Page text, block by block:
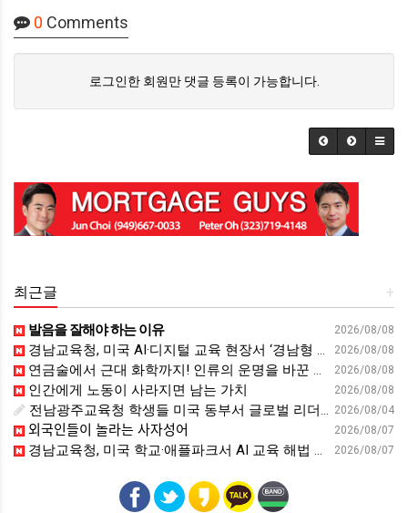
0 Comments
로그인한 회원만 댓글 등록이 가능합니다.
+
최근글
2026/08/08
발음을 잘해야 하는 이유
2026/08/08
경남교육청, 미국 AI·디지털 교육 현장서 ‘경남형 해법’ 찾는다 - 뉴스프리존
2026/08/08
연금술에서 근대 화학까지! 인류의 운명을 바꾼 위대한 발견 : 생각하는 청소년을 위한 과학 시리즈 2부(feat.박문호 박사)
2026/08/08
인간에게 노동이 사라지면 남는 가치
2026/08/04
전남광주교육청 학생들 미국 동부서 글로벌 리더십 체험 - 전남인터넷신문
2026/08/07
외국인들이 놀라는 사자성어
2026/08/07
경남교육청, 미국 학교·애플파크서 AI 교육 해법 찾는다 - 스트레이트뉴스